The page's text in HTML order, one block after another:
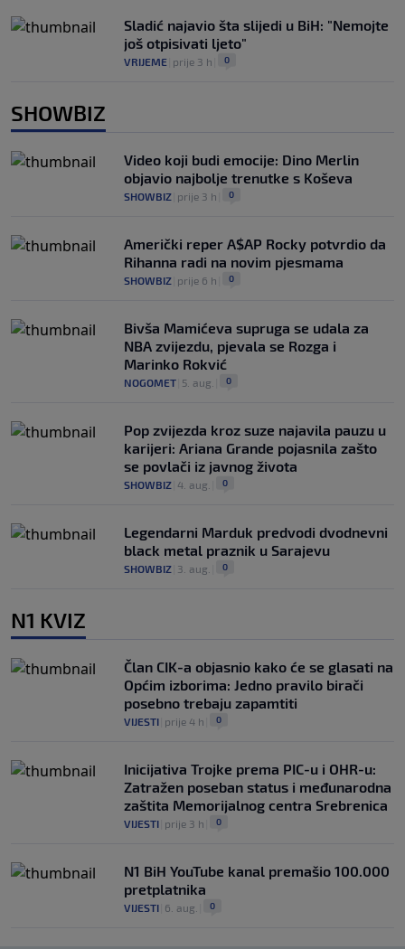
Sladić najavio šta slijedi u BiH: "Nemojte
još otpisivati ljeto"
VRIJEME prije 3 h 0
SHOWBIZ
Video koji budi emocije: Dino Merlin
objavio najbolje trenutke s Koševa
SHOWBIZ prije 3 h 0
Američki reper A$AP Rocky potvrdio da
Rihanna radi na novim pjesmama
SHOWBIZ prije 6 h 0
Bivša Mamićeva supruga se udala za
NBA zvijezdu, pjevala se Rozga i
Marinko Rokvić
NOGOMET 5. aug. 0
Pop zvijezda kroz suze najavila pauzu u
karijeri: Ariana Grande pojasnila zašto
se povlači iz javnog života
SHOWBIZ 4. aug. 0
Legendarni Marduk predvodi dvodnevni
black metal praznik u Sarajevu
SHOWBIZ 3. aug. 0
N1 KVIZ
Član CIK-a objasnio kako će se glasati na
Općim izborima: Jedno pravilo birači
posebno trebaju zapamtiti
VIJESTI prije 4 h 0
Inicijativa Trojke prema PIC-u i OHR-u:
Zatražen poseban status i međunarodna
zaštita Memorijalnog centra Srebrenica
VIJESTI prije 3 h 0
N1 BiH YouTube kanal premašio 100.000
pretplatnika
VIJESTI 6. aug. 0